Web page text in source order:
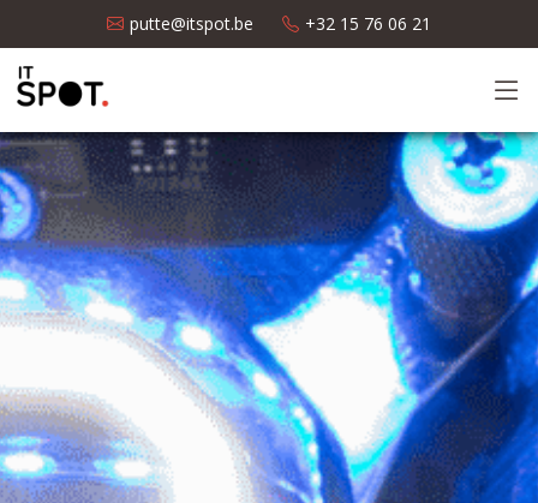
putte@itspot.be +32 15 76 06 21